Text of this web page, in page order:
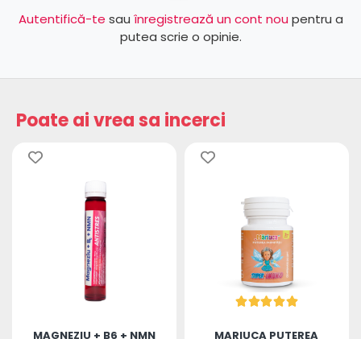
Autentifică-te sau înregistrează un cont nou pentru a
putea scrie o opinie.
Poate ai vrea sa incerci
MAGNEZIU + B6 + NMN
MARIUCA PUTEREA